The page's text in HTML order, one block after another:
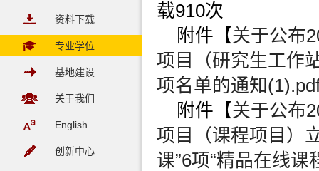
资料下载
专业学位
基地建设
关于我们
English
创新中心
载910次
附件【关于公布
项目（研究生工作
项名单的通知
附件【关于公布
项目（课程项目）
课”6项“精品在线课